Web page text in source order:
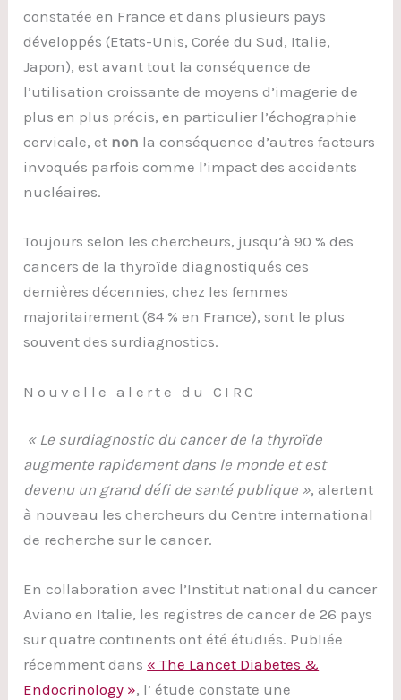
constatée en France et dans plusieurs pays
développés (Etats-Unis, Corée du Sud, Italie,
Japon), est avant tout la conséquence de
l’utilisation croissante de moyens d’imagerie de
plus en plus précis, en particulier l’échographie
cervicale, et non la conséquence d’autres facteurs
invoqués parfois comme l’impact des accidents
nucléaires.
Toujours selon les chercheurs, jusqu’à 90 % des
cancers de la thyroïde diagnostiqués ces
dernières décennies, chez les femmes
majoritairement (84 % en France), sont le plus
souvent des surdiagnostics.
Nouvelle alerte du CIRC
« Le surdiagnostic du cancer de la thyroïde
augmente rapidement dans le monde et est
devenu un grand défi de santé publique », alertent
à nouveau les chercheurs du Centre international
de recherche sur le cancer.
En collaboration avec l’Institut national du cancer
Aviano en Italie, les registres de cancer de 26 pays
sur quatre continents ont été étudiés. Publiée
récemment dans « The Lancet Diabetes &
Endocrinology », l’ étude constate une